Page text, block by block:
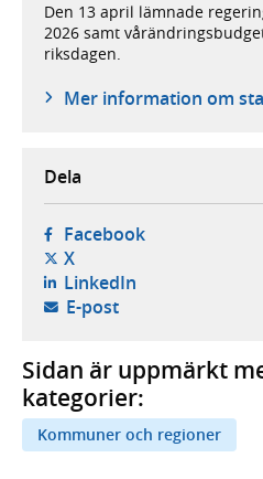
Den 13 april lämnade
2026 samt
riksdagen.
Mer information om
Dela
Facebook- öppnas i ny
X- öppnas i ny flik,
LinkedIn- öppnas i ny
E-post- öppnar din e-
Sidan är uppmärkt
kategorier:
Kommuner och regioner